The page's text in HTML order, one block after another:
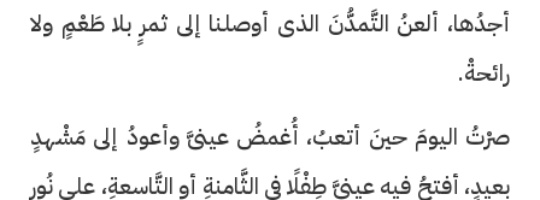
أجدُها، ألعنُ التَّمدُّنَ الذى أوصلنا إلى ثمرٍ بلا طَعْمٍ ولا
رائحةْ.
صرْتُ اليومَ حينَ أتعبُ، أُغمضُ عينىَّ وأعودُ إلى مَشْهدٍ
بعيدٍ، أفتحُ فيه عينىَّ طِفْلًا فى الثَّامنةِ أو التَّاسعةِ، على نُورِ